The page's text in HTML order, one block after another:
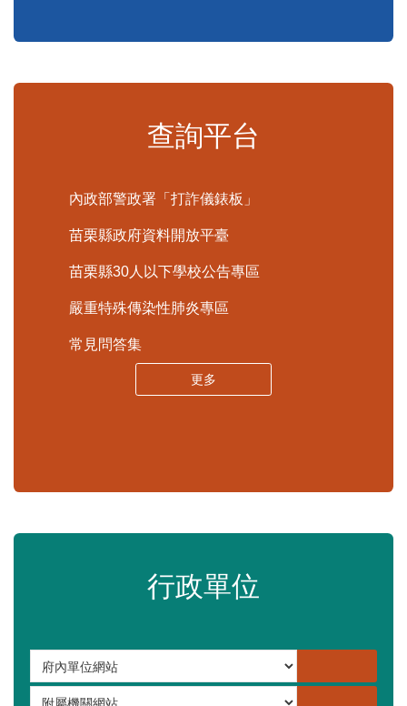
查詢平台
內政部警政署「打詐儀錶板」
苗栗縣政府資料開放平臺
苗栗縣30人以下學校公告專區
嚴重特殊傳染性肺炎專區
常見問答集
更多
行政單位